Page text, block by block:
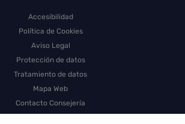
Accesibilidad
Política de Cookies
Aviso Legal
Protección de datos
Tratamiento de datos
Mapa Web
Contacto Consejería